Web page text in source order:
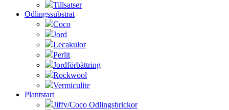
Tillsatser
Odlingssubstrat
Coco
Jord
Lecakulor
Perlit
Jordförbättring
Rockwool
Vermiculite
Plantstart
Jiffy/Coco Odlingsbrickor